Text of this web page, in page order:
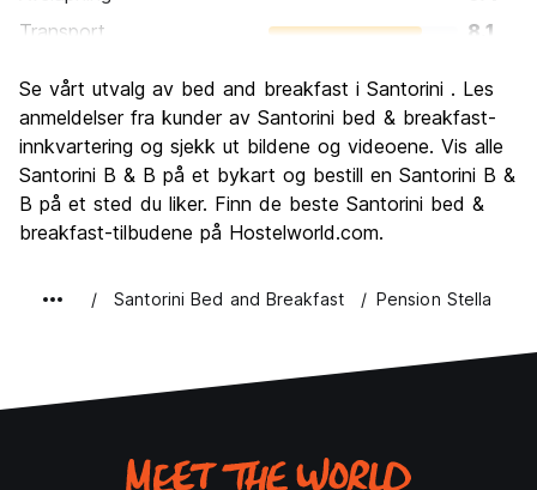
Transport
8.1
Kultur
8.3
Feste
7.5
Verdi for pengene
8.1
Se vårt utvalg av bed and breakfast i Santorini . Les
anmeldelser fra kunder av Santorini bed & breakfast-
innkvartering og sjekk ut bildene og videoene. Vis alle
Santorini B & B på et bykart og bestill en Santorini B &
B på et sted du liker. Finn de beste Santorini bed &
breakfast-tilbudene på Hostelworld.com.
Santorini Bed and Breakfast Pension Stella